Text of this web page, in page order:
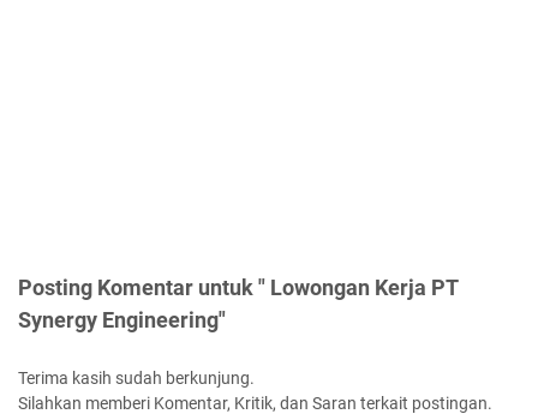
Posting Komentar untuk " Lowongan Kerja PT
Synergy Engineering"
Terima kasih sudah berkunjung.
Silahkan memberi Komentar, Kritik, dan Saran terkait postingan.